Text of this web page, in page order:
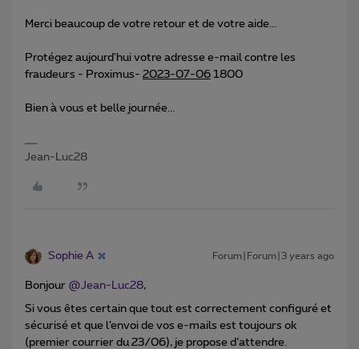
Merci beaucoup de votre retour et de votre aide...
Protégez aujourd'hui votre adresse e-mail contre les
fraudeurs - Proximus- 2023-07-06 1800
Bien à vous et belle journée...
Jean-Luc28
Sophie A Forum|Forum|3 years ago
Bonjour @Jean-Luc28,
Si vous êtes certain que tout est correctement configuré et
sécurisé et que l’envoi de vos e-mails est toujours ok
(premier courrier du 23/06), je propose d’attendre.